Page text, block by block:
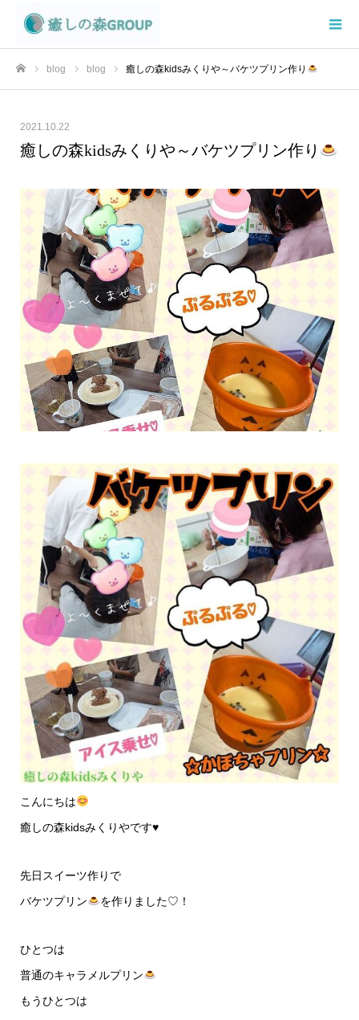
blog blog 癒しの森kidsみくりや～バケツプリン作り
2021.10.22
癒しの森kidsみくりや～バケツプリン作り
こんにちは
癒しの森kidsみくりやです♥️
先日スイーツ作りで
バケツプリン
を作りました♡！
ひとつは
普通のキャラメルプリン
もうひとつは